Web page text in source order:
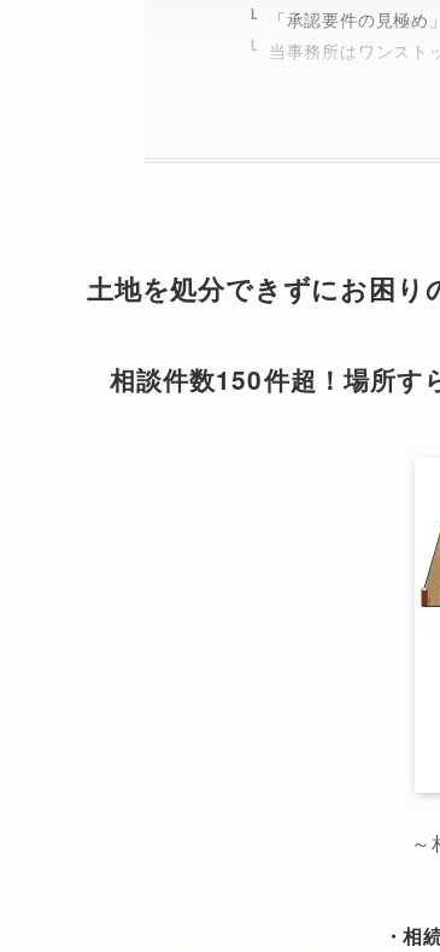
「承認要件の見極
当事務所はワンスト
土地を処分できずにお困り
相談件数150件超！場所
～
・相